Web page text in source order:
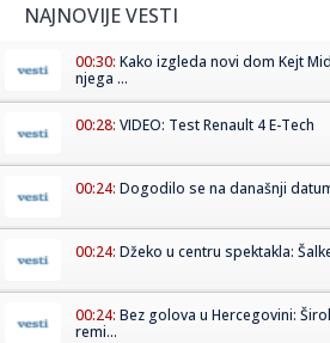
NAJNOVIJE VESTI
00:30: Kako izgleda novi dom Kejt
njega ...
00:28: VIDEO: Test Renault 4 E-Tech
00:24: Dogodilo se na današnji
00:24: Džeko u centru spektakla:
00:24: Bez golova u Hercegovini:
remi...